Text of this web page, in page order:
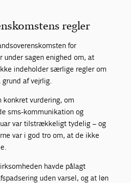
regler
for
under sagen enighed om, at
indeholder særlige regler om
af vejrlig.
konkret vurdering, om
sms-kommunikation og
var tilstrækkeligt tydelig – og
var i god tro om, at de ikke
havde pålagt
uden varsel, og at løn